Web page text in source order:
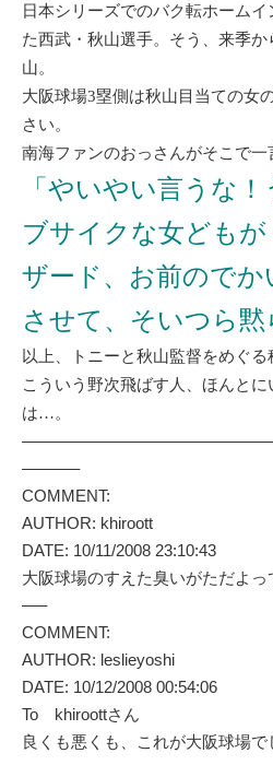
日本シリーズでのバク転ホーム
た西武・秋山選手。そう、来季
山。
大阪球場3塁側は秋山目当ての女
さい。
南海ファンのおっさんがそこで一
「やいやい言うな！
ブサイクな女ども
ザード、お前のでか
させて、そいつら黙
以上、トニーと秋山監督をめぐる
こういう野次飛ばす人、ほんと
は…。
———–
COMMENT:
AUTHOR: khiroott
DATE: 10/11/2008 23:10:43
大阪球場のすえた臭いがただよっ
—–
COMMENT:
AUTHOR: leslieyoshi
DATE: 10/12/2008 00:54:06
To khiroottさん
良くも悪くも、これが大阪球場で